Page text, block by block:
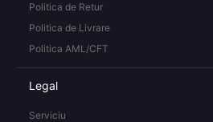
Politica de Retur
Politica de Livrare
Politica AML/CFT
Legal
Serviciu